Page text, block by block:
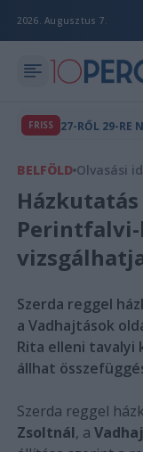
2026. Augusztus 7.
FRISS
BELFÖLD Olvasási
Szerda reggel
a Vadhajtások
Rita elleni tavalyi
állhat
Szerda reggel
Zsoltnál, a